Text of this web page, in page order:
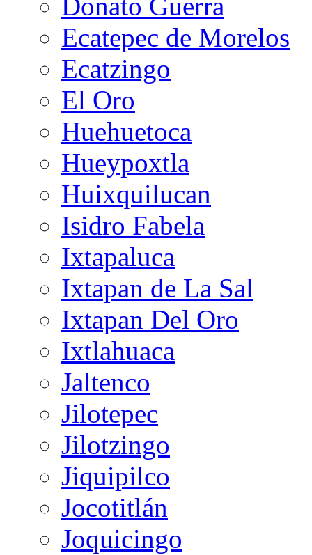
Ecatepec de Morelos
Ecatzingo
El Oro
Huehuetoca
Hueypoxtla
Huixquilucan
Isidro Fabela
Ixtapaluca
Ixtapan de La Sal
Ixtapan Del Oro
Ixtlahuaca
Jaltenco
Jilotepec
Jilotzingo
Jiquipilco
Jocotitlán
Joquicingo